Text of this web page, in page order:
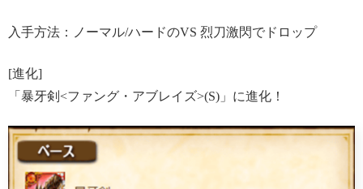
入手方法：ノーマル/ハードのVS 烈刀激閃でドロップ
[進化]
「暴牙剣<ファング・アブレイズ>(S)」に進化！